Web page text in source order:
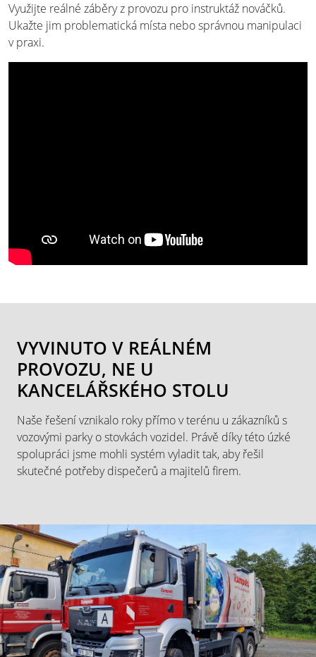
Využijte reálné záběry z provozu pro instruktáž nováčků.
Ukažte jim problematická místa nebo správnou manipulaci
v praxi.
VYVINUTO V REÁLNÉM
PROVOZU, NE U
KANCELÁŘSKÉHO STOLU
Naše řešení vznikalo roky přímo v terénu u zákazníků s
vozovými parky o stovkách vozidel. Právě díky této úzké
spolupráci jsme mohli systém vyladit tak, aby řešil
skutečné potřeby dispečerů a majitelů firem.